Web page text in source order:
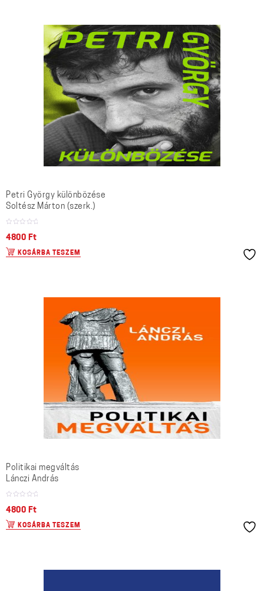
Petri György különbözése
Soltész Márton (szerk.)
4800 Ft
KOSÁRBA TESZEM
Politikai megváltás
Lánczi András
4800 Ft
KOSÁRBA TESZEM